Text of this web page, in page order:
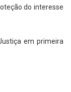
do interesse
em primeira